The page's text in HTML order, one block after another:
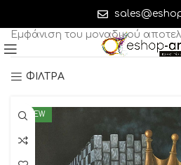
100 Χ 120 cm ( M x Y )
Εμφάνιση του μοναδικού
ΦΙΛΤΡΑ
NEW